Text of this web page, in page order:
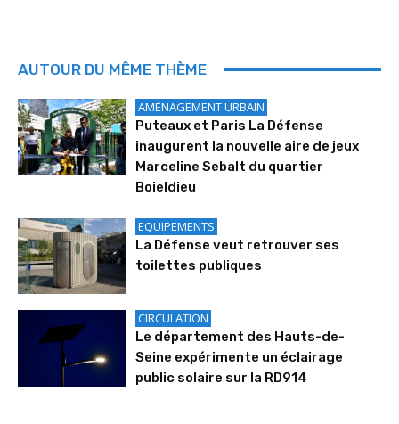
AUTOUR DU MÊME THÈME
AMÉNAGEMENT URBAIN
Puteaux et Paris La Défense
inaugurent la nouvelle aire de jeux
Marceline Sebalt du quartier
Boieldieu
EQUIPEMENTS
La Défense veut retrouver ses
toilettes publiques
CIRCULATION
Le département des Hauts-de-
Seine expérimente un éclairage
public solaire sur la RD914